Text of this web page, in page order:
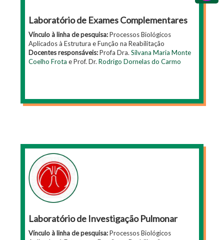
Laboratório de Exames Complementares
Vínculo à linha de pesquisa:Processos Biológicos
Aplicados à Estrutura e Função na Reabilitação
Docentes responsáveis:Profa Dra. Silvana Maria Monte
Coelho Frota e Prof. Dr. Rodrigo Dornelas do Carmo
Laboratório de Investigação Pulmonar
Vínculo à linha de pesquisa:Processos Biológicos